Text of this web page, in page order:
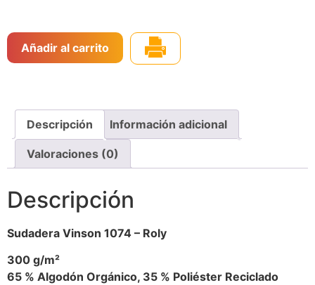
Añadir al carrito
Descripción Información adicional
Valoraciones (0)
Descripción
Sudadera Vinson 1074 – Roly
300 g/m²
65 % Algodón Orgánico, 35 % Poliéster Reciclado